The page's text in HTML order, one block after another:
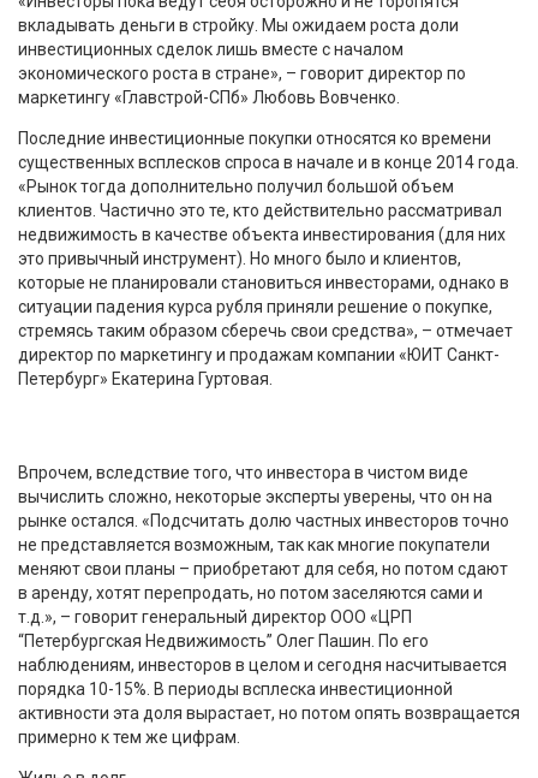
вкладывать деньги в стройку. Мы ожидаем роста доли
инвестиционных сделок лишь вместе с началом
экономического роста в стране», – говорит директор по
маркетингу «Главстрой-СПб» Любовь Вовченко.
Последние инвестиционные покупки относятся ко времени
существенных всплесков спроса в начале и в конце 2014 года.
«Рынок тогда дополнительно получил большой объем
клиентов. Частично это те, кто действительно рассматривал
недвижимость в качестве объекта инвестирования (для них
это привычный инструмент). Но много было и клиентов,
которые не планировали становиться инвесторами, однако в
ситуации падения курса рубля приняли решение о покупке,
стремясь таким образом сберечь свои средства», – отмечает
директор по маркетингу и продажам компании «ЮИТ Санкт-
Петербург» Екатерина Гуртовая.
Впрочем, вследствие того, что инвестора в чистом виде
вычислить сложно, некоторые эксперты уверены, что он на
рынке остался. «Подсчитать долю частных инвесторов точно
не представляется возможным, так как многие покупатели
меняют свои планы – приобретают для себя, но потом сдают
в аренду, хотят перепродать, но потом заселяются сами и
т.д.», – говорит генеральный директор ООО «ЦРП
“Петербургская Недвижимость” Олег Пашин. По его
наблюдениям, инвесторов в целом и сегодня насчитывается
порядка 10-15%. В периоды всплеска инвестиционной
активности эта доля вырастает, но потом опять возвращается
примерно к тем же цифрам.